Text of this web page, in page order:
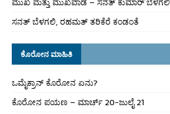
ಸನತ್ ಬೆಳಗಲಿ, ರಹಮತ್ ತರಿಕೆರೆ ಕಂಡಂತೆ
ಕೊರೋನ ಮಾಹಿತಿ
ಒಮೈಕ್ರಾನ್ ಕೊರೋನ ಏನು?
ಕೊರೋನ ಪಯಣ – ಮಾರ್ಚ್ 20-ಜುಲೈ 21